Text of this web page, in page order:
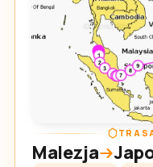
Malezja